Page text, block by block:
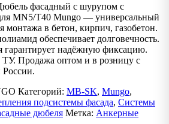
фасадный с шурупом с
MN5/T40 Mungo — универсальный
монтажа в бетон, кирпич, газобетон.
обеспечивает долговечность.
гарантирует надёжную фиксацию.
Продажа оптом и в розницу с
России.
Категорий: MB-SK, Mungo,
подсистемы фасада, Системы
дюбеля Метка: Анкерные